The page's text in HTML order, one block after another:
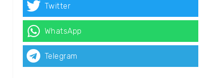
Twitter
WhatsApp
Telegram